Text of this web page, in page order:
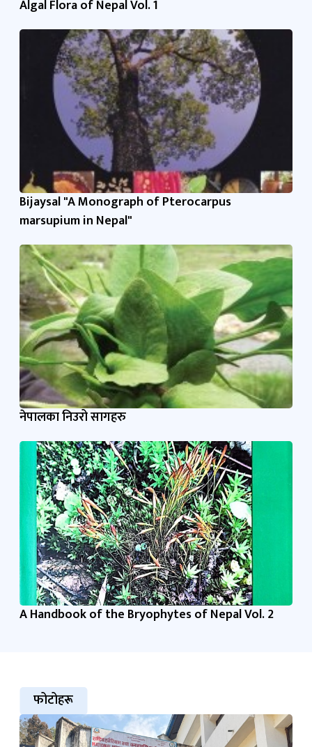
Algal Flora of Nepal Vol. 1
Bijaysal "A Monograph of Pterocarpus
marsupium in Nepal"
नेपालका निउरो सागहरु
A Handbook of the Bryophytes of Nepal Vol. 2
फोटोहरू